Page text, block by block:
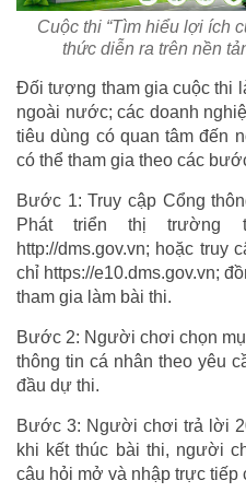
Cuộc thi “Tìm hiểu lợi ích
thức diễn ra trên nền
Đối tượng tham gia cuộc thi
ngoài nước; các doanh
tiêu dùng có quan tâm đến
có thể tham gia theo các
Bước 1: Truy cập Cổng
Phát triển thị trường
http://dms.gov.vn; hoặc truy
chỉ https://e10.dms.gov.vn;
tham gia làm bài thi.
Bước 2: Người chơi chọn
thông tin cá nhân theo yêu
đầu dự thi.
Bước 3: Người chơi trả lời
khi kết thúc bài thi, người
câu hỏi mở và nhập trực tiếp